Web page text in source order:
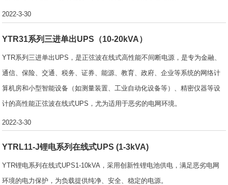
2022-3-30
YTR31系列三进单出UPS（10-20kVA）
YTR系列三进单出UPS，是正弦波在线式高性能不间断电源，是专为金融、
通信、保险、交通、税务、证券、能源、教育、政府、企业等系统的网络计
算机房和小型智能设备（如测量装置、工业自动化设备等）、精密仪器等设
计的高性能正弦波在线式UPS，尤为适用于恶劣的电网环境。
2022-3-30
YTRL11-J锂电系列在线式UPS (1-3kVA)
YTR锂电系列在线式UPS1-10kVA，采用创新性锂电池供电，满足恶劣电网
环境的电力保护，为负载提供纯净、安全、稳定的电源。